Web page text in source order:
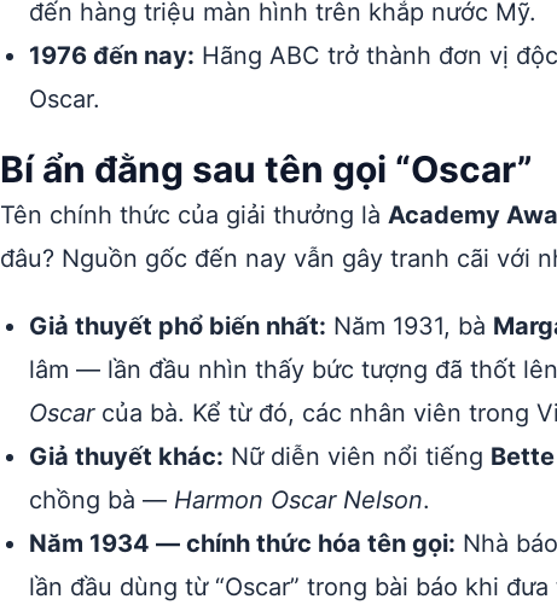
đến hàng triệu màn hình trên khắp nước Mỹ.
1976 đến nay: Hãng ABC trở thành đơn vị
Oscar.
Bí ẩn đằng sau tên gọi “Oscar”
Tên chính thức của giải thưởng là Academy
đâu? Nguồn gốc đến nay vẫn gây tranh cãi với
Giả thuyết phổ biến nhất: Năm 1931, bà
lâm — lần đầu nhìn thấy bức tượng đã thốt
Oscarcủa bà. Kể từ đó, các nhân viên trong
Giả thuyết khác: Nữ diễn viên nổi tiếng
chồng bà — Harmon Oscar Nelson.
Năm 1934 — chính thức hóa tên gọi: Nhà
lần đầu dùng từ “Oscar” trong bài báo khi